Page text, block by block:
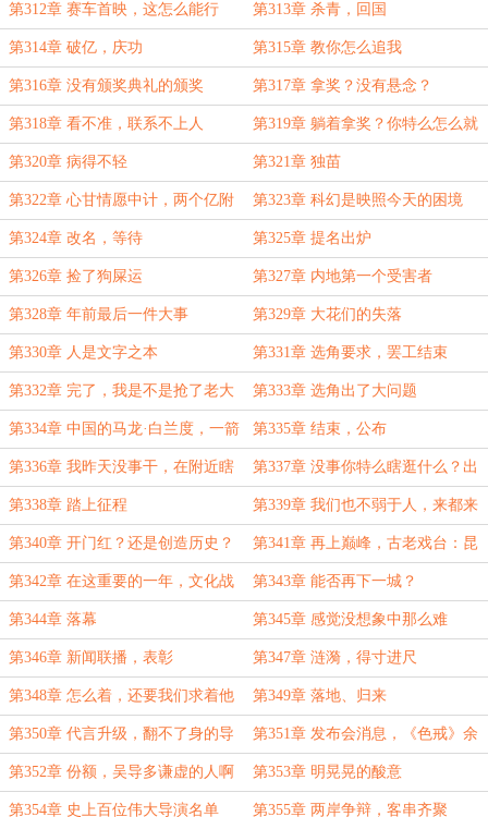
第312章 赛车首映，这怎么能行
呢？
第313章 杀青，回国
第314章 破亿，庆功 第315章 教你怎么追我
第316章 没有颁奖典礼的颁奖 第317章 拿奖？没有悬念？
第318章 看不准，联系不上人 第319章 躺着拿奖？你特么怎么就
这么会装逼呢
第320章 病得不轻 第321章 独苗
第322章 心甘情愿中计，两个亿附
近
第323章 科幻是映照今天的困境
第324章 改名，等待 第325章 提名出炉
第326章 捡了狗屎运 第327章 内地第一个受害者
第328章 年前最后一件大事 第329章 大花们的失落
第330章 人是文字之本 第331章 选角要求，罢工结束
第332章 完了，我是不是抢了老大
的风头
第333章 选角出了大问题
第334章 中国的马龙·白兰度，一箭
双雕
第335章 结束，公布
第336章 我昨天没事干，在附近瞎
逛
第337章 没事你特么瞎逛什么？出
征......
第338章 踏上征程 第339章 我们也不弱于人，来都来
了
第340章 开门红？还是创造历史？ 第341章 再上巅峰，古老戏台：昆
曲。
第342章 在这重要的一年，文化战
线率先响起回音
第343章 能否再下一城？
第344章 落幕 第345章 感觉没想象中那么难
第346章 新闻联播，表彰 第347章 涟漪，得寸进尺
第348章 怎么着，还要我们求着他
不成？
第349章 落地、归来
第350章 代言升级，翻不了身的导
演系
第351章 发布会消息，《色戒》余
波
第352章 份额，吴导多谦虚的人啊 第353章 明晃晃的酸意
第354章 史上百位伟大导演名单 第355章 两岸争辩，客串齐聚